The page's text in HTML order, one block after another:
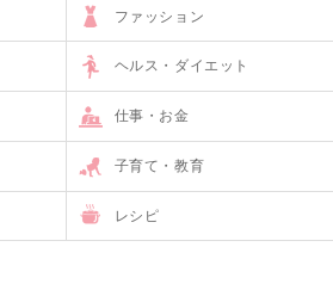
ファッション
ヘルス・ダイエット
仕事・お金
子育て・教育
レシピ